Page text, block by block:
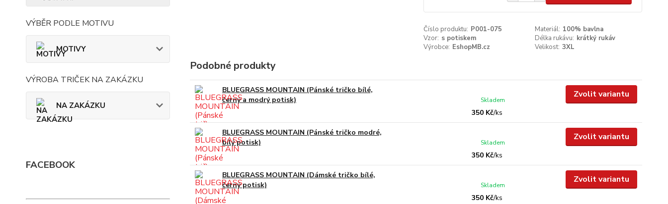
VÝBĚR PODLE MOTIVU
MOTIVY
VÝROBA TRIČEK NA ZAKÁZKU
NA ZAKÁZKU
FACEBOOK
Číslo produktu: P001-075 Materiál: 100% bavlna
Vzor: s potiskem Délka rukávu: krátký rukáv
Výrobce: EshopMB.cz Velikost: 3XL
Podobné produkty
BLUEGRASS MOUNTAIN (Pánské tričko bílé,
černý a modrý potisk)
350 Kč/ks
Skladem
Zvolit variantu
BLUEGRASS MOUNTAIN (Pánské tričko modré,
bílý potisk)
350 Kč/ks
Skladem
Zvolit variantu
BLUEGRASS MOUNTAIN (Dámské tričko bílé,
černý potisk)
350 Kč/ks
Skladem
Zvolit variantu